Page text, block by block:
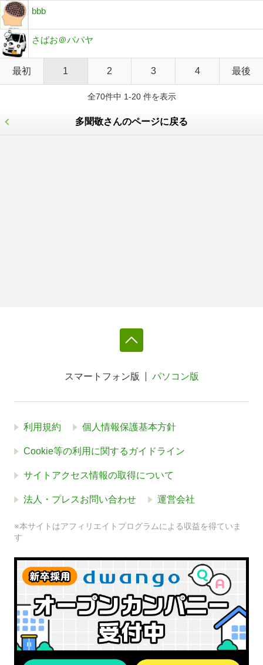
bbb
さばお＠パパヤ
最初 1 2 3 4 最後
全70件中 1-20 件を表示
多聞敬さんのページに戻る
スマートフォン版 パソコン版
利用規約 個人情報保護基本方針
Cookie等の利用に関するガイドライン
サイトアクセス情報の取得について
法人・プレスお問い合わせ 運営会社
※本サイトはアフィリエイトプログラムによる収益を得ていま
す